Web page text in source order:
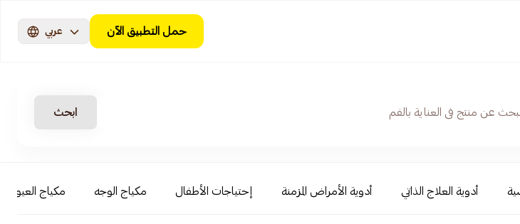
حمل التطبيق الآن عربي
ابحث
أدوية العلاج الذاتي أدوية الأمراض المزمنة إحتياجات الأطفال مكياج الوجه مكياج العيون